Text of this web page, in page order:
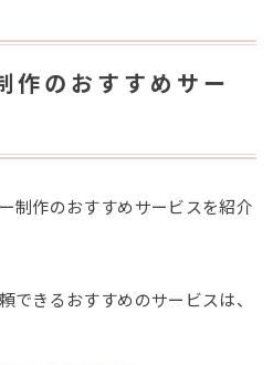
作のおすすめサー
制作のおすすめサービスを紹介
できるおすすめのサービスは、